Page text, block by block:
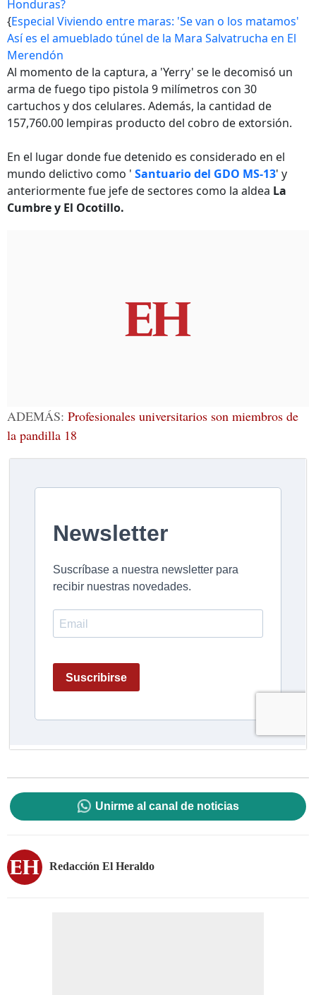
Honduras?
{Especial Viviendo entre maras: 'Se van o los matamos'
Así es el amueblado túnel de la Mara Salvatrucha en El
Merendón
Al momento de la captura, a 'Yerry' se le decomisó un
arma de fuego tipo pistola 9 milímetros con 30
cartuchos y dos celulares. Además, la cantidad de
157,760.00 lempiras producto del cobro de extorsión.
En el lugar donde fue detenido es considerado en el
mundo delictivo como ' Santuario del GDO MS-13' y
anteriormente fue jefe de sectores como la aldea La
Cumbre y El Ocotillo.
ADEMÁS: Profesionales universitarios son miembros de
la pandilla 18
Unirme al canal de noticias
Redacción El Heraldo